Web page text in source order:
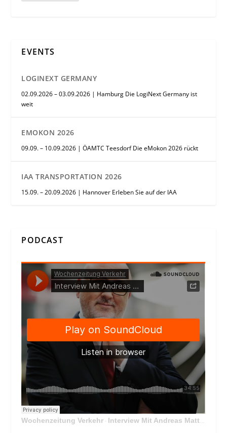
EVENTS
LOGINEXT GERMANY
02.09.2026 – 03.09.2026 | Hamburg Die LogiNext Germany ist
weit
EMOKON 2026
09.09. – 10.09.2026 | ÖAMTC Teesdorf Die eMokon 2026 rückt
IAA TRANSPORTATION 2026
15.09. – 20.09.2026 | Hannover Erleben Sie auf der IAA
PODCAST
Wochenzeitung Verkehr · Interview Mit Andreas Matthä, CEO der ÖBB Holding